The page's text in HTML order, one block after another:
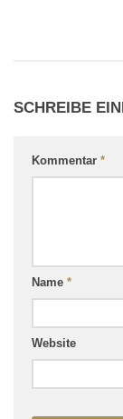
SCHREIBE
Kommentar *
Name *
Website